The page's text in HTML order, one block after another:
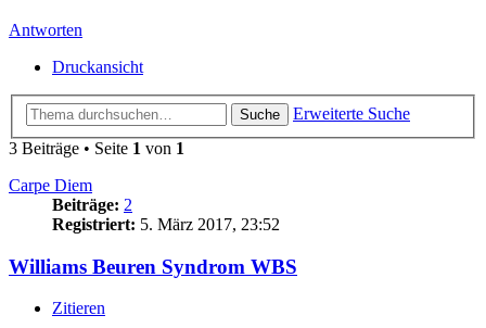
Antworten
Druckansicht
Suche
Erweiterte Suche
3 Beiträge • Seite 1 von 1
Carpe Diem
Beiträge: 2
Registriert: 5. März 2017, 23:52
Williams Beuren Syndrom WBS
Zitieren